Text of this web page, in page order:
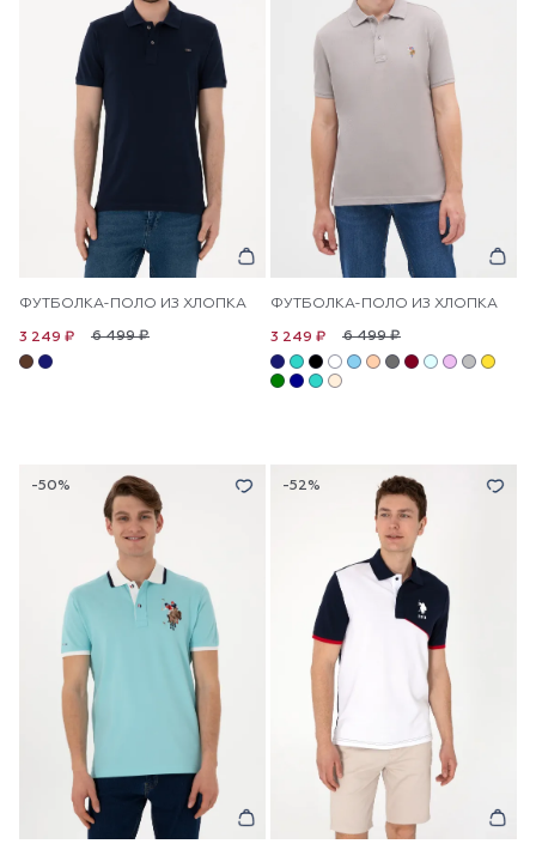
ФУТБОЛКА-ПОЛО ИЗ ХЛОПКА
6 499 ₽
3 249 ₽
ФУТБОЛКА-ПОЛО ИЗ ХЛОПКА
6 499 ₽
3 249 ₽
-50% -52%